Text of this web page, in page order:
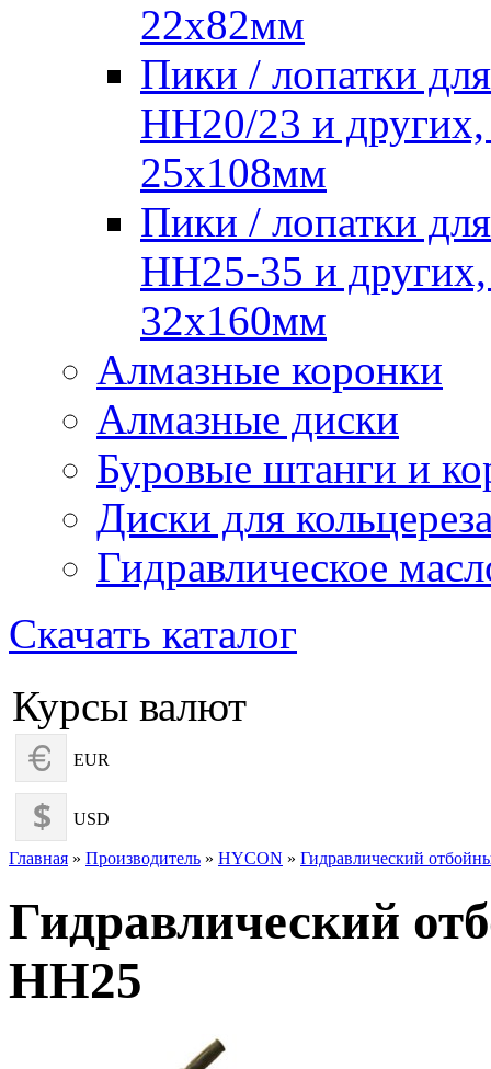
22х82мм
Пики / лопатки
HH20/23 и
25х108мм
Пики / лопатки
HH25-35 и
32х160мм
Алмазные коронки
Алмазные диски
Буровые штанги и
Диски для
Гидравлическое
Скачать каталог
Курсы валют
EUR
USD
Главная » Производитель » HYCON » Гидравлический
Гидравлический
HH25